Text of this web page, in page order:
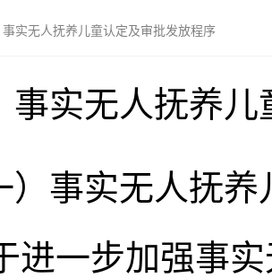
事实无人抚养儿童认定及审批发放程序
事实无人抚养儿
）事实无人抚
进一步加强事